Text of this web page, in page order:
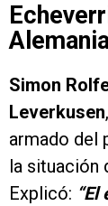
Simon
Leverkusen
armado del
la situación
Explicó: